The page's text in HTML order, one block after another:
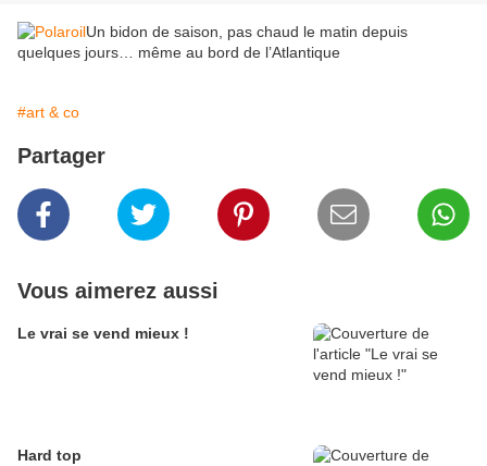
Un bidon de saison, pas chaud le matin depuis
quelques jours… même au bord de l’Atlantique
#art & co
Partager
Vous aimerez aussi
Le vrai se vend mieux !
Hard top